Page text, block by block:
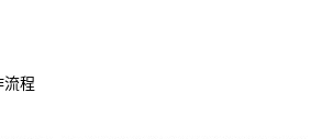
流程